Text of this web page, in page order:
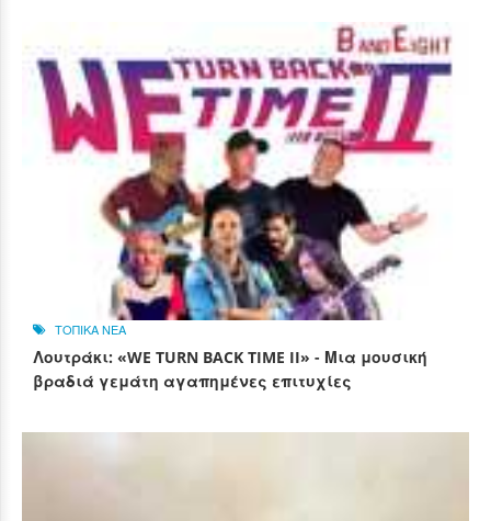
ΤΟΠΙΚΑ ΝΕΑ
Λουτράκι: «WE TURN BACK TIME II» - Μια μουσική
βραδιά γεμάτη αγαπημένες επιτυχίες